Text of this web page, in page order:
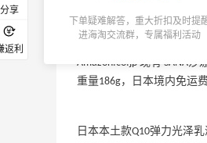
Amazon.co.jp 现有 SANA
重量186g，日本境内免运
日本本土款Q10弹力光泽
分享
返利
下单疑难解答，重大折扣及时提
进海淘交流群，专属福利活动